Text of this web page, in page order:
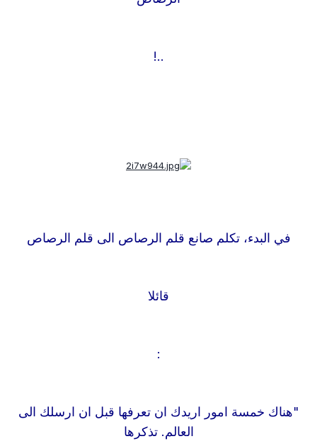
..!
في البدء، تكلم صانع قلم الرصاص الى قلم الرصاص
قائلا
"هناك خمسة امور اريدك ان تعرفها قبل ان ارسلك الى
العالم. تذكرها